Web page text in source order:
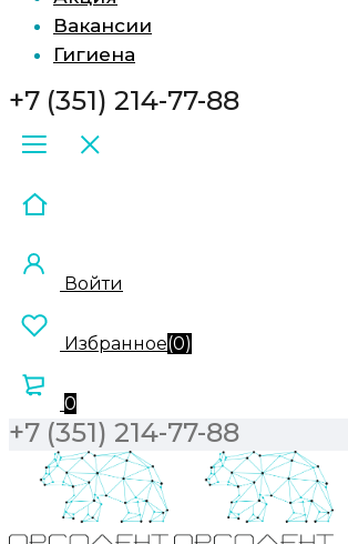
Вакансии
Гигиена
+7 (351) 214-77-88
Войти
Избранное(0)
0
+7 (351) 214-77-88